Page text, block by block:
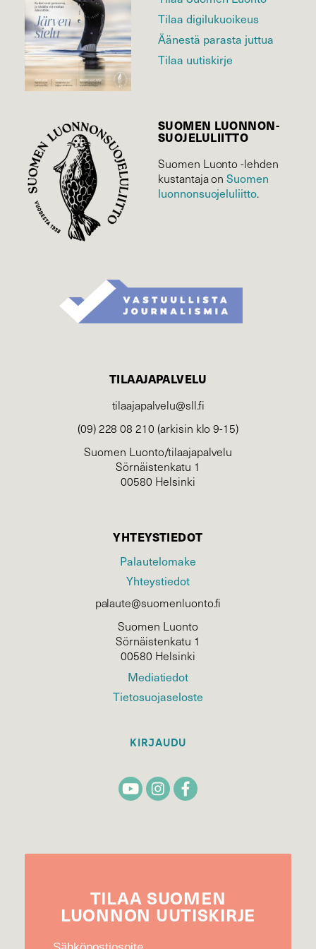
Tilaa digilukuoikeus
Äänestä parasta juttua
Tilaa uutiskirje
SUOMEN LUONNON­
SUOJELU­LIITTO
Suomen Luonto -lehden
kustantaja onSuomen
luonnonsuojelu­liitto.
TILAAJAPALVELU
tilaajapalvelu@sll.fi
(09) 228 08 210 (arkisin klo 9-15)
Suomen Luonto/tilaajapalvelu
Sörnäistenkatu 1
00580 Helsinki
YHTEYSTIEDOT
Palautelomake
Yhteystiedot
palaute@suomenluonto.fi
Suomen Luonto
Sörnäistenkatu 1
00580 Helsinki
Mediatiedot
Tietosuojaseloste
KIRJAUDU
TILAA SUOMEN
LUONNON UUTIS­KIRJE